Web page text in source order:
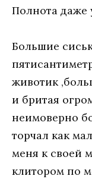
Полнота даже
Большие
животик
и бритая
неимоверно
торчал как
меня к своей
клитором по